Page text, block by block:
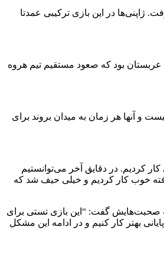
مصاف تیم ملی این ‏کشور رفت. ژاپنی‌ها در این بازی ترکیبی عمدتا
و بدترین خبر ممکن برای عربستان بود که صعود مستقیم ‏تیم هروه
و آنها هر زمان به میدان بروند ‏برای
کردیم. در دقایق آخر می‌توانستیم
رویهم‌رفته خوب کار کردیم و خیلی حیف شد ‏که
صحبت‌هایش گفت: “این بازی ‏تستی برای
بهتر کار ‏کنیم و در ادامه این مشکل